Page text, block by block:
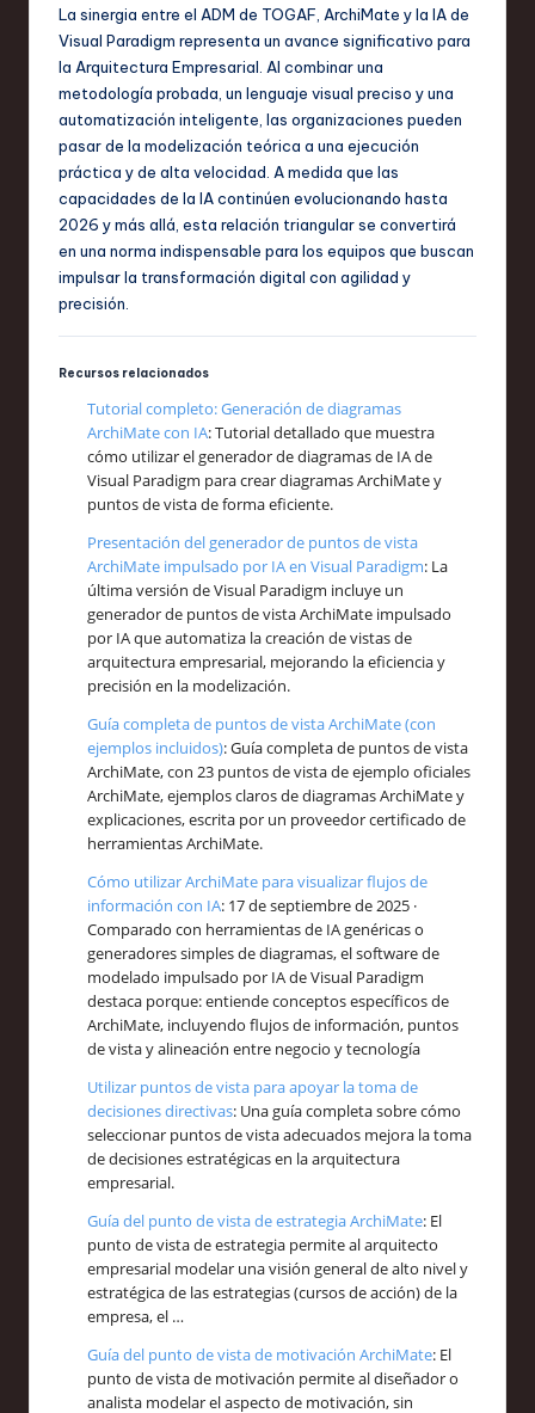
La sinergia entre el ADM de TOGAF, ArchiMate y la IA de
Visual Paradigm representa un avance significativo para
la Arquitectura Empresarial. Al combinar una
metodología probada, un lenguaje visual preciso y una
automatización inteligente, las organizaciones pueden
pasar de la modelización teórica a una ejecución
práctica y de alta velocidad. A medida que las
capacidades de la IA continúen evolucionando hasta
2026 y más allá, esta relación triangular se convertirá
en una norma indispensable para los equipos que buscan
impulsar la transformación digital con agilidad y
precisión.
Recursos relacionados
Tutorial completo: Generación de diagramas
ArchiMate con IA: Tutorial detallado que muestra
cómo utilizar el generador de diagramas de IA de
Visual Paradigm para crear diagramas ArchiMate y
puntos de vista de forma eficiente.
Presentación del generador de puntos de vista
ArchiMate impulsado por IA en Visual Paradigm: La
última versión de Visual Paradigm incluye un
generador de puntos de vista ArchiMate impulsado
por IA que automatiza la creación de vistas de
arquitectura empresarial, mejorando la eficiencia y
precisión en la modelización.
Guía completa de puntos de vista ArchiMate (con
ejemplos incluidos): Guía completa de puntos de vista
ArchiMate, con 23 puntos de vista de ejemplo oficiales
ArchiMate, ejemplos claros de diagramas ArchiMate y
explicaciones, escrita por un proveedor certificado de
herramientas ArchiMate.
Cómo utilizar ArchiMate para visualizar flujos de
información con IA: 17 de septiembre de 2025 ·
Comparado con herramientas de IA genéricas o
generadores simples de diagramas, el software de
modelado impulsado por IA de Visual Paradigm
destaca porque: entiende conceptos específicos de
ArchiMate, incluyendo flujos de información, puntos
de vista y alineación entre negocio y tecnología
Utilizar puntos de vista para apoyar la toma de
decisiones directivas: Una guía completa sobre cómo
seleccionar puntos de vista adecuados mejora la toma
de decisiones estratégicas en la arquitectura
empresarial.
Guía del punto de vista de estrategia ArchiMate: El
punto de vista de estrategia permite al arquitecto
empresarial modelar una visión general de alto nivel y
estratégica de las estrategias (cursos de acción) de la
empresa, el …
Guía del punto de vista de motivación ArchiMate: El
punto de vista de motivación permite al diseñador o
analista modelar el aspecto de motivación, sin